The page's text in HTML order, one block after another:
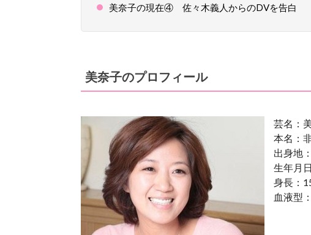
美奈子の現在④ 佐々木義人からのDVを告白
美奈子のプロフィール
芸名：
本名：
出身地
生年月
身長：
血液型